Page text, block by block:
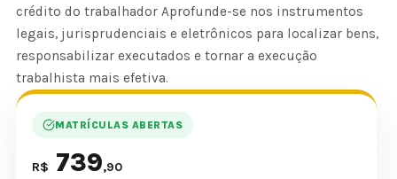
crédito do trabalhador Aprofunde-se nos instrumentos
legais, jurisprudenciais e eletrônicos para localizar bens,
responsabilizar executados e tornar a execução
trabalhista mais efetiva.
MATRÍCULAS ABERTAS
R$ 739,90